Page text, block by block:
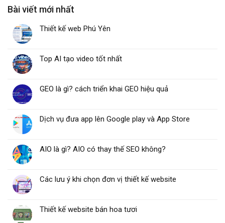
Bài viết mới nhất
Thiết kế web Phú Yên
Top AI tạo video tốt nhất
GEO là gì? cách triển khai GEO hiệu quả
Dịch vụ đưa app lên Google play và App Store
AIO là gì? AIO có thay thế SEO không?
Các lưu ý khi chọn đơn vị thiết kế website
Thiết kế website bán hoa tươi